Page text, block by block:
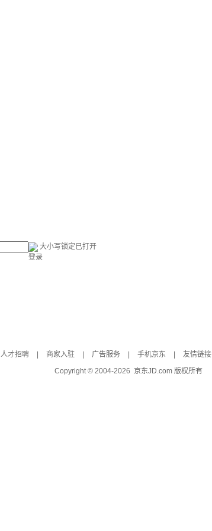
大小写锁定已打开
登录
人才招聘 商家入驻 广告服务 手机京东 友情链接
Copyright © 2004-2026 京东JD.com 版权所有